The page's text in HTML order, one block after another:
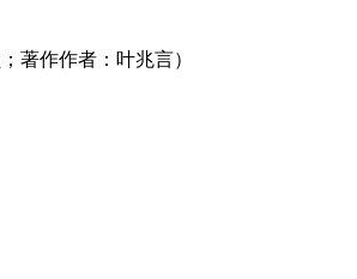
著作作者：叶兆言）